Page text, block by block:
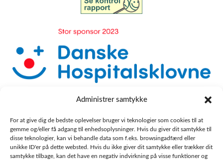
Administrer samtykke
For at give dig de bedste oplevelser bruger vi teknologier som cookies til at
gemme og/eller få adgang til enhedsoplysninger. Hvis du giver dit samtykke til
disse teknologier, kan vi behandle data som f.eks. browsingadfærd eller
unikke ID'er på dette websted. Hvis du ikke giver dit samtykke eller trækker dit
samtykke tilbage, kan det have en negativ indvirkning på visse funktioner og